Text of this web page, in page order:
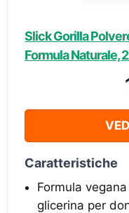
Slick Gorilla
Formula Naturale,
Caratteristiche
Formula
glicerina per